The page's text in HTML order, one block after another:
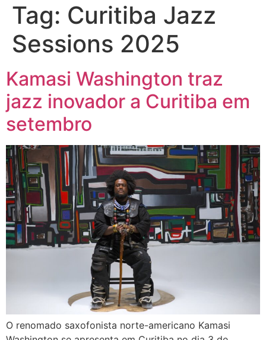
Tag: Curitiba Jazz
Sessions 2025
Kamasi Washington traz
jazz inovador a Curitiba em
setembro
O renomado saxofonista norte-americano Kamasi